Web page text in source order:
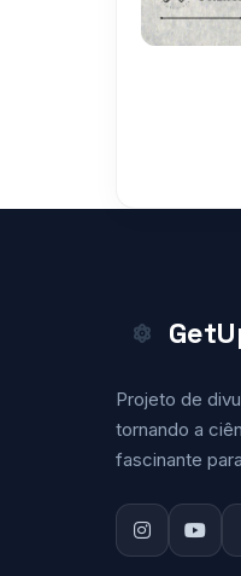
Projeto de
tornando a
fascinante